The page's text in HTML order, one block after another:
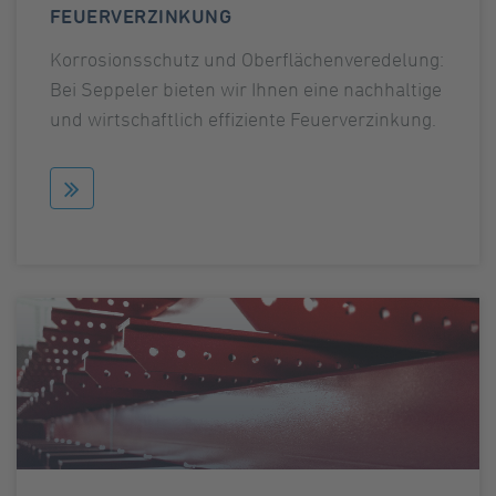
FEUERVERZINKUNG
Korrosionsschutz und Oberflächenveredelung:
Bei Seppeler bieten wir Ihnen eine nachhaltige
und wirtschaftlich effiziente Feuerverzinkung.